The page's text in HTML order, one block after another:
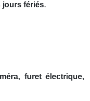
jours fériés.
furet électrique,